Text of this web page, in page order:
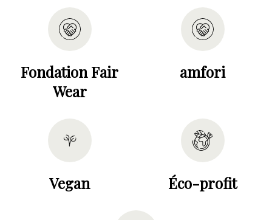
Fondation Fair
Wear
amfori
Vegan Éco-profit